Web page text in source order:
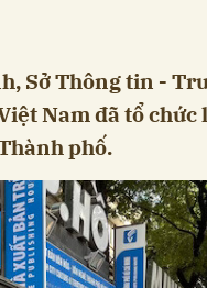
Sở Thông tin -
Nam đã tổ chức
phố.